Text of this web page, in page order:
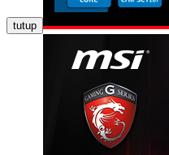
tutup